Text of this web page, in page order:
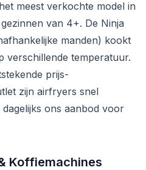
meest verkochte model in
van 4+. De Ninja
manden) kookt
verschillende temperatuur.
prijs-
zijn airfryers snel
ons aanbod voor
Koffiemachines